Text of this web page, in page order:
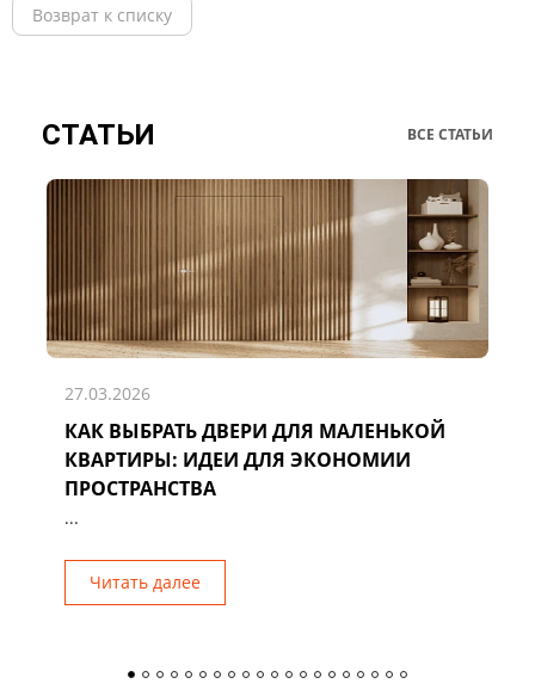
Возврат к списку
СТАТЬИ ВСЕ СТАТЬИ
27.03.2026
КАК ВЫБРАТЬ ДВЕРИ ДЛЯ МАЛЕНЬКОЙ
КВАРТИРЫ: ИДЕИ ДЛЯ ЭКОНОМИИ
ПРОСТРАНСТВА
...
Читать далее